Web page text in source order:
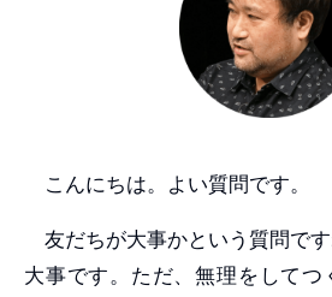
こんにちは。よい質問です。
友だちが大事かという質問で
大事です。ただ、無理をしてつ